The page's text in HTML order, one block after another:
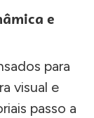
e
para
visual e
passo a